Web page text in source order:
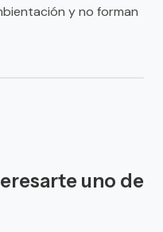
y no forman
uno de